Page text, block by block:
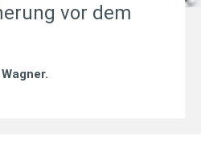
vor dem
.